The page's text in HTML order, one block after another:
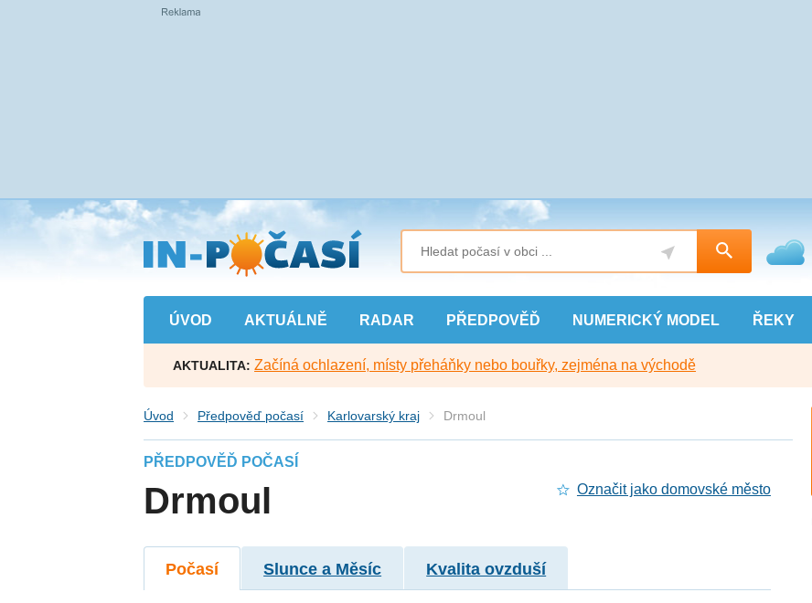
Přejít
na
hlavní
obsah
ÚVOD AKTUÁLNĚ RADAR PŘEDPOVĚĎ NUMERICKÝ MODEL ŘEKY
AKTUALITA: Začíná ochlazení, místy přeháňky nebo bouřky, zejména na východě
Úvod Předpověď počasí Karlovarský kraj Drmoul
PŘEDPOVĚĎ POČASÍ
Drmoul Označit jako domovské město
Počasí Slunce a Měsíc Kvalita ovzduší